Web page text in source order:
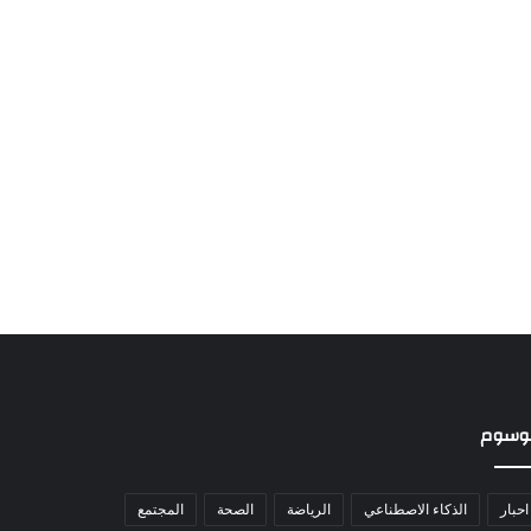
احبار الذكاء الاصطناعي الرياضة الصحة المجتمع